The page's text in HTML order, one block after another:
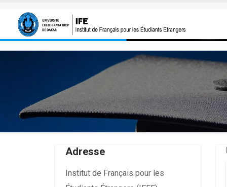
Adresse
Institut de Français pour les